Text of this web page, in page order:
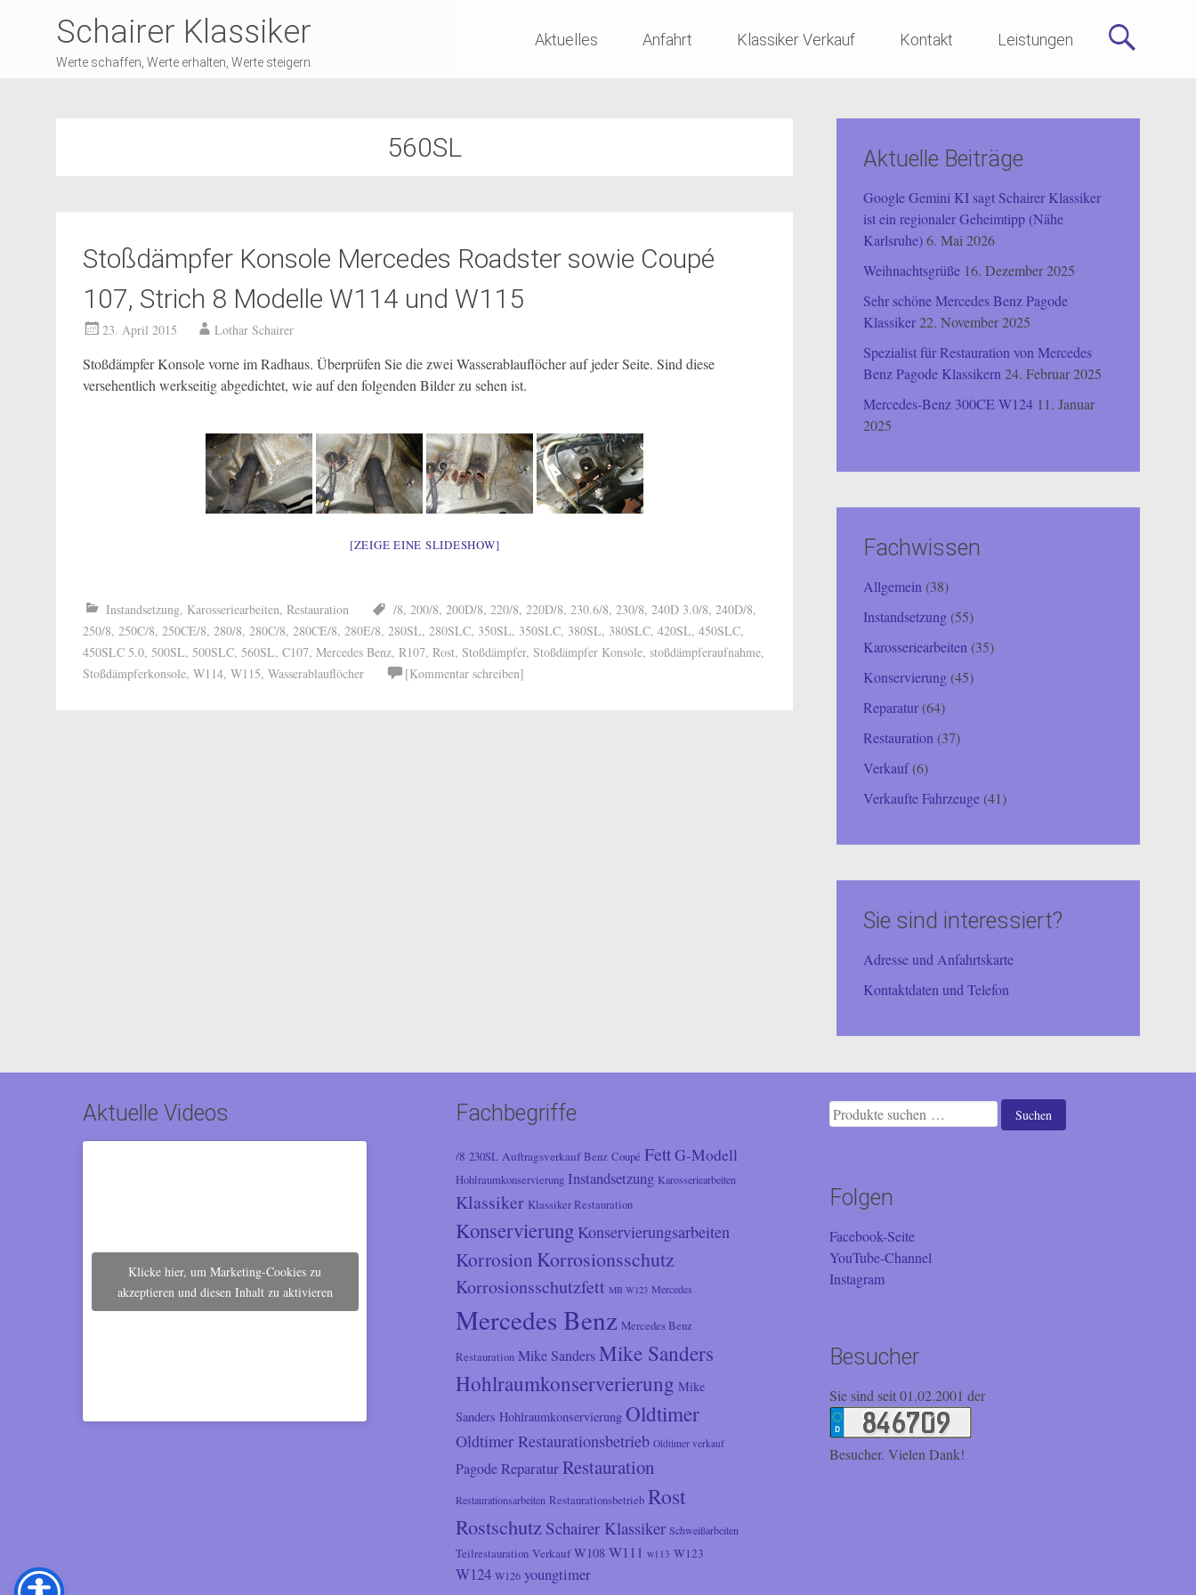
Schairer Klassiker
Werte schaffen, Werte erhalten, Werte steigern.
to
Aktuelles Anfahrt Klassiker Verkauf Kontakt Leistungen
560SL
Stoßdämpfer Konsole Mercedes Roadster sowie Coupé
107, Strich 8 Modelle W114 und W115
23. April 2015 Lothar Schairer
Stoßdämpfer Konsole vorne im Radhaus. Überprüfen Sie die zwei Wasserablauflöcher auf jeder Seite. Sind diese
versehentlich werkseitig abgedichtet, wie auf den folgenden Bilder zu sehen ist.
[ZEIGE EINE SLIDESHOW]
Instandsetzung, Karosseriearbeiten, Restauration /8, 200/8, 200D/8, 220/8, 220D/8, 230.6/8, 230/8, 240D 3.0/8, 240D/8,
250/8, 250C/8, 250CE/8, 280/8, 280C/8, 280CE/8, 280E/8, 280SL, 280SLC, 350SL, 350SLC, 380SL, 380SLC, 420SL, 450SLC,
450SLC 5.0, 500SL, 500SLC, 560SL, C107, Mercedes Benz, R107, Rost, Stoßdämpfer, Stoßdämpfer Konsole, stoßdämpferaufnahme,
Stoßdämpferkonsole, W114, W115, Wasserablauflöcher [Kommentar schreiben]
Aktuelle Beiträge
Google Gemini KI sagt Schairer Klassiker
ist ein regionaler Geheimtipp (Nähe
Karlsruhe)6. Mai 2026
Weihnachtsgrüße 16. Dezember 2025
Sehr schöne Mercedes Benz Pagode
Klassiker22. November 2025
Spezialist für Restauration von Mercedes
Benz Pagode Klassikern 24. Februar 2025
Mercedes-Benz 300CE W124 11. Januar
2025
Fachwissen
Allgemein (38)
Instandsetzung(55)
Karosseriearbeiten (35)
Konservierung(45)
Reparatur(64)
Restauration (37)
Verkauf(6)
Verkaufte Fahrzeuge(41)
Sie sind interessiert?
Adresse und Anfahrtskarte
Kontaktdaten und Telefon
Aktuelle Videos
Klicke hier, um Marketing-Cookies zu
akzeptieren und diesen Inhalt zu aktivieren
Fachbegriffe
/8 230SL Auftragsverkauf Benz Coupé FettG-Modell
Hohlraumkonservierung Instandsetzung Karosseriearbeiten
Klassiker Klassiker Restauration
Konservierung Konservierungsarbeiten
Korrosion Korrosionsschutz
Korrosionsschutzfett MB W123 Mercedes
Mercedes Benz Mercedes Benz
Restauration Mike SandersMike Sanders
Hohlraumkonserverierung Mike
Sanders Hohlraumkonservierung Oldtimer
Oldtimer Restaurationsbetrieb Oldtimer verkauf
PagodeReparaturRestauration
Restaurationsarbeiten Restaurationsbetrieb Rost
Rostschutz Schairer Klassiker Schweißarbeiten
Teilrestauration Verkauf W108 W111 w113 W123
W124 W126 youngtimer
Suchen
nach:
Suchen
Folgen
Facebook-Seite
YouTube-Channel
Instagram
Besucher
Sie sind seit 01.02.2001 der
Besucher. Vielen Dank!